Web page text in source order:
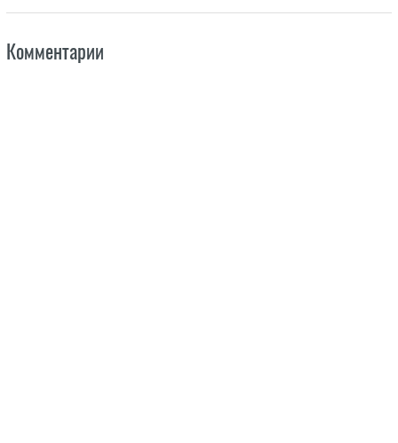
Комментарии